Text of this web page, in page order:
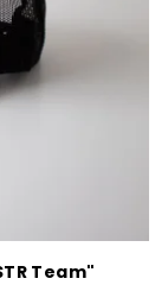
Team"